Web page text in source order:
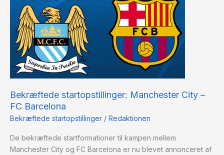
Bekræftede startopstillinger: Manchester City –
FC Barcelona
Bekræftede startopstillinger / Redaktionen
De bekræftede startformationer til kampen mellem
Manchester City og FC Barcelona er nu blevet annonceret af
Manchester
City
FC
Barcelona